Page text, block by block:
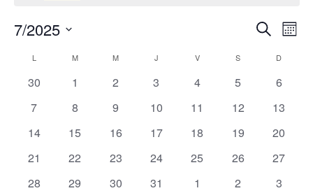
et
de
Mois
7/2025
Calendrier
de
Évènements
L MMARDI M MERCREDI
J VVENDREDIS D
0
30
0
1
0
2
0
3
0
4
0
5
0
6
0
7
0
8
0
9
0
10
0
11
0
12
0
13
0
14
0
15
0
16
0
17
0
18
0
19
0
20
0
21
0
22
0
23
0
24
0
25
0
26
0
27
0
28
0
29
0
30
0
31
0
1
0
2
0
3